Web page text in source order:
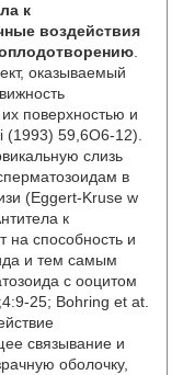
к
воздействия
оказываемый
поверхностью и
(1993) 59,6O6-12).
слизь
в
(Eggert-Kruse w
к
на способность и
и тем самым
с ооцитом
25; Bohring et at.
связывание и
оболочку,